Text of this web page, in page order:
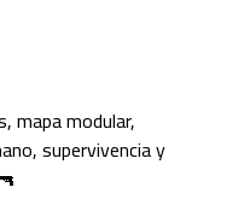
mapa modular,
supervivencia y